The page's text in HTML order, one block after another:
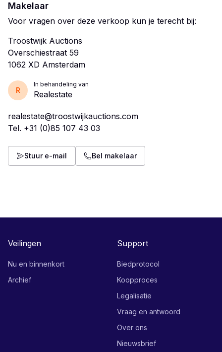
Makelaar
Voor vragen over deze verkoop kun je terecht bij:
Troostwijk Auctions
Overschiestraat 59
R
In behandeling van
Realestate
realestate@troostwijkauctions.com
Tel. +31 (0)85 107 43 03
Stuur e-mail Bel makelaar
Veilingen
Nu en binnenkort
Archief
Support
Biedprotocol
Koopproces
Legalisatie
Vraag en antwoord
Over ons
Nieuwsbrief